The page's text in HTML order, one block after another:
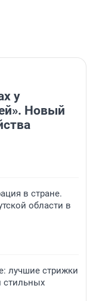
у
Новый
в стране.
области в
лучшие стрижки
стильных